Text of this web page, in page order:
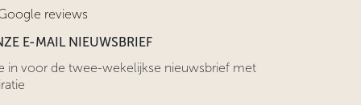
reviews
E-MAIL NIEUWSBRIEF
in voor de twee-wekelijkse nieuwsbrief met